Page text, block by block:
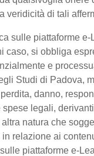
veridicità di tali
sulle piattaforme e-
caso, si obbliga
e
Studi di Padova,
danno,
legali,
natura che
relazione ai
piattaforme e-